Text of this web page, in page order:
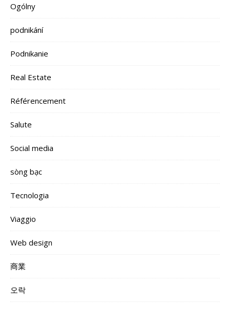
Ogólny
podnikání
Podnikanie
Real Estate
Référencement
Salute
Social media
sòng bạc
Tecnologia
Viaggio
Web design
商業
오락